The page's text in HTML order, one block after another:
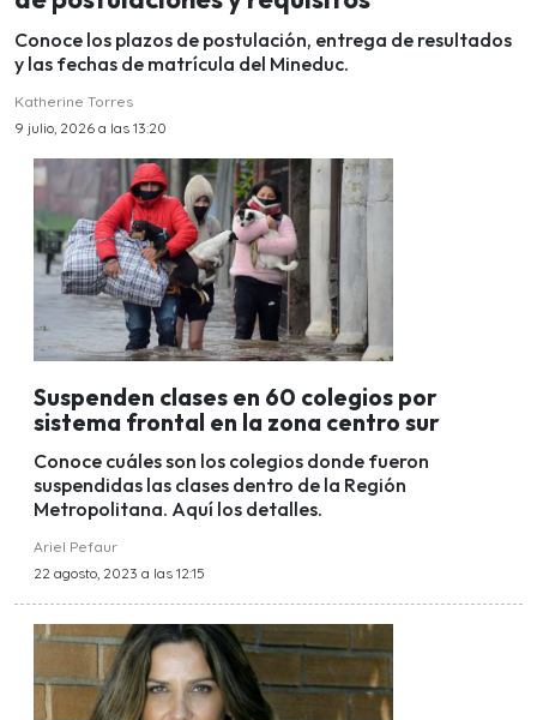
Conoce los plazos de postulación, entrega de resultados
y las fechas de matrícula del Mineduc.
Katherine Torres
9 julio, 2026 a las 13:20
Suspenden clases en 60 colegios por
sistema frontal en la zona centro sur
Conoce cuáles son los colegios donde fueron
suspendidas las clases dentro de la Región
Metropolitana. Aquí los detalles.
Ariel Pefaur
22 agosto, 2023 a las 12:15